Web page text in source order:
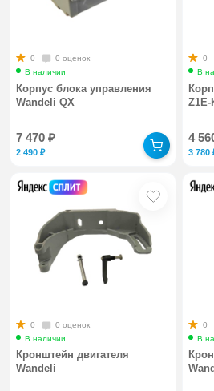
0
0 оценок
В наличии
Корпус блока управления
Wandeli QX
7 470₽
2 490₽
0
В
Z1E-
4
3 780
0
0 оценок
В наличии
Кронштейн двигателя
Wandeli
0
В